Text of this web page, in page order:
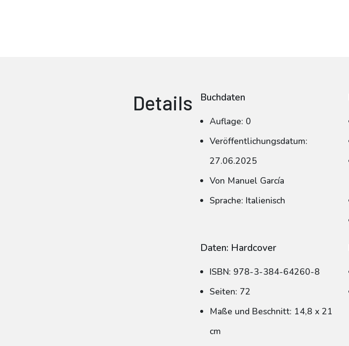
Details Buchdaten
Auflage: 0
Veröffentlichungsdatum:
27.06.2025
Von Manuel García
Sprache: Italienisch
Daten: Hardcover
ISBN: 978-3-384-64260-8
Seiten: 72
Maße und Beschnitt: 14,8 x 21
cm